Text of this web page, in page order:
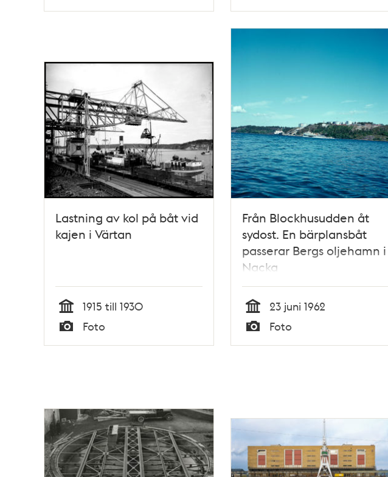
Typ Typ
Lastning av kol på båt vid
kajen i Värtan
Tid
1915 till 1930
Typ
Foto
Från Blockhusudden åt
sydost. En bärplansbåt
passerar Bergs oljehamn i
Nacka
Tid
23 juni 1962
Typ
Foto